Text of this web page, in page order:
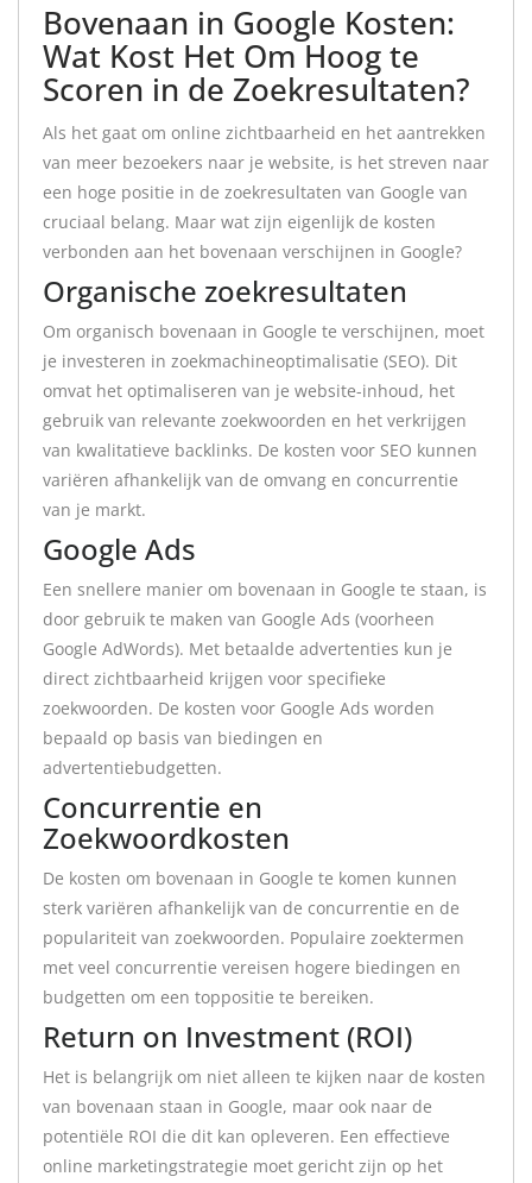
Bovenaan in Google Kosten:
Wat Kost Het Om Hoog te
Scoren in de Zoekresultaten?
Als het gaat om online zichtbaarheid en het aantrekken
van meer bezoekers naar je website, is het streven naar
een hoge positie in de zoekresultaten van Google van
cruciaal belang. Maar wat zijn eigenlijk de kosten
verbonden aan het bovenaan verschijnen in Google?
Organische zoekresultaten
Om organisch bovenaan in Google te verschijnen, moet
je investeren in zoekmachineoptimalisatie (SEO). Dit
omvat het optimaliseren van je website-inhoud, het
gebruik van relevante zoekwoorden en het verkrijgen
van kwalitatieve backlinks. De kosten voor SEO kunnen
variëren afhankelijk van de omvang en concurrentie
van je markt.
Google Ads
Een snellere manier om bovenaan in Google te staan, is
door gebruik te maken van Google Ads (voorheen
Google AdWords). Met betaalde advertenties kun je
direct zichtbaarheid krijgen voor specifieke
zoekwoorden. De kosten voor Google Ads worden
bepaald op basis van biedingen en
advertentiebudgetten.
Concurrentie en
Zoekwoordkosten
De kosten om bovenaan in Google te komen kunnen
sterk variëren afhankelijk van de concurrentie en de
populariteit van zoekwoorden. Populaire zoektermen
met veel concurrentie vereisen hogere biedingen en
budgetten om een toppositie te bereiken.
Return on Investment (ROI)
Het is belangrijk om niet alleen te kijken naar de kosten
van bovenaan staan in Google, maar ook naar de
potentiële ROI die dit kan opleveren. Een effectieve
online marketingstrategie moet gericht zijn op het